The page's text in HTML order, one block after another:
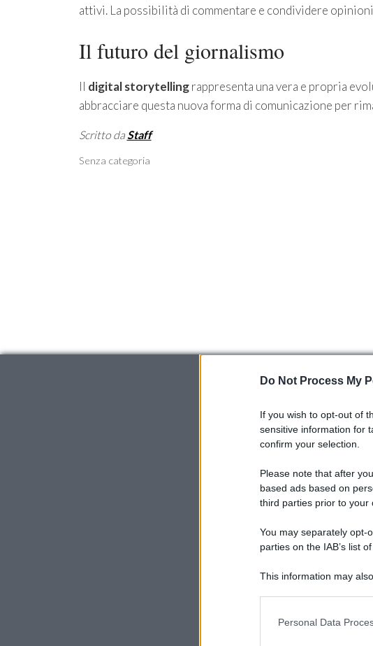
Do Not Process My
If you wish to opt-out of
sensitive information for
confirm your selection.
Please note that after
based ads based on
third parties prior to your
You may separately opt-
parties on the IAB’s list
This information may
information including
Personal Data
attivi. La possibilità di commentare e condividere
Il futuro del giornalismo
Il digital storytellingrappresenta una vera e propria
abbracciare questa nuova forma di comunicazione per
Scritto da Staff
Categorie
Senza categoria